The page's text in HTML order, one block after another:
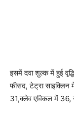
इसमें दवा शुल्क में हुई
फीसद, टेट्रा साइक्लिन
31,क्लेव एविकल में 36,